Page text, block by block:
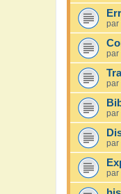
par
par
par
par
par
par